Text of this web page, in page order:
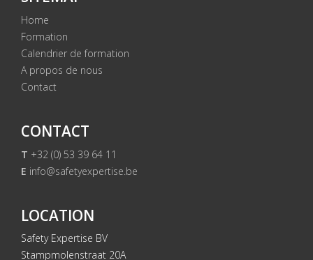
Home
Formation
Calendrier de formation
A propos de nous
Contact
CONTACT
T +32 (0) 53 39 64 11
E info@safetyexpertise.be
LOCATION
Safety Expertise BV
Stampmolenstraat 20A